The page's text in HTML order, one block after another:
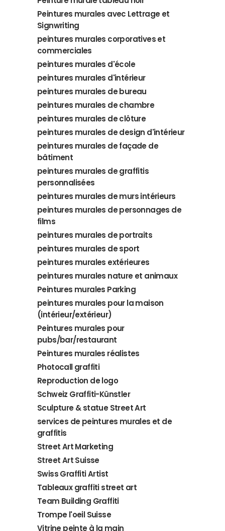
Peintures murales avec Lettrage et
Signwriting
peintures murales corporatives et
commerciales
peintures murales d'école
peintures murales d'intérieur
peintures murales de bureau
peintures murales de chambre
peintures murales de clôture
peintures murales de design d'intérieur
peintures murales de façade de
bâtiment
peintures murales de graffitis
personnalisées
peintures murales de murs intérieurs
peintures murales de personnages de
films
peintures murales de portraits
peintures murales de sport
peintures murales extérieures
peintures murales nature et animaux
Peintures murales Parking
peintures murales pour la maison
(intérieur/extérieur)
Peintures murales pour
pubs/bar/restaurant
Peintures murales réalistes
Photocall graffiti
Reproduction de logo
Schweiz Graffiti-Künstler
Sculpture & statue Street Art
services de peintures murales et de
graffitis
Street Art Marketing
Street Art Suisse
Swiss Graffiti Artist
Tableaux graffiti street art
Team Building Graffiti
Trompe l'oeil Suisse
Vitrine peinte à la main